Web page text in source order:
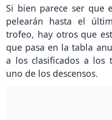
Si bien parece ser que
pelearán hasta el
trofeo, hay otros que
que pasa en la tabla
a los clasificados a los
uno de los descensos.